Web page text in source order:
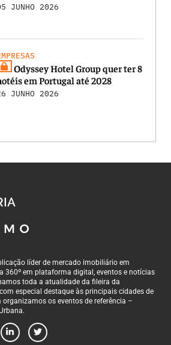
JUNHO 2026
Odyssey Hotel Group quer ter 8
em Portugal até 2028
JUNHO 2026
líder de mercado imobiliário em
360º em plataforma digital, eventos e notícias
toda a atualidade da fileira da
especial destaque às principais cidades de
os eventos de referência –